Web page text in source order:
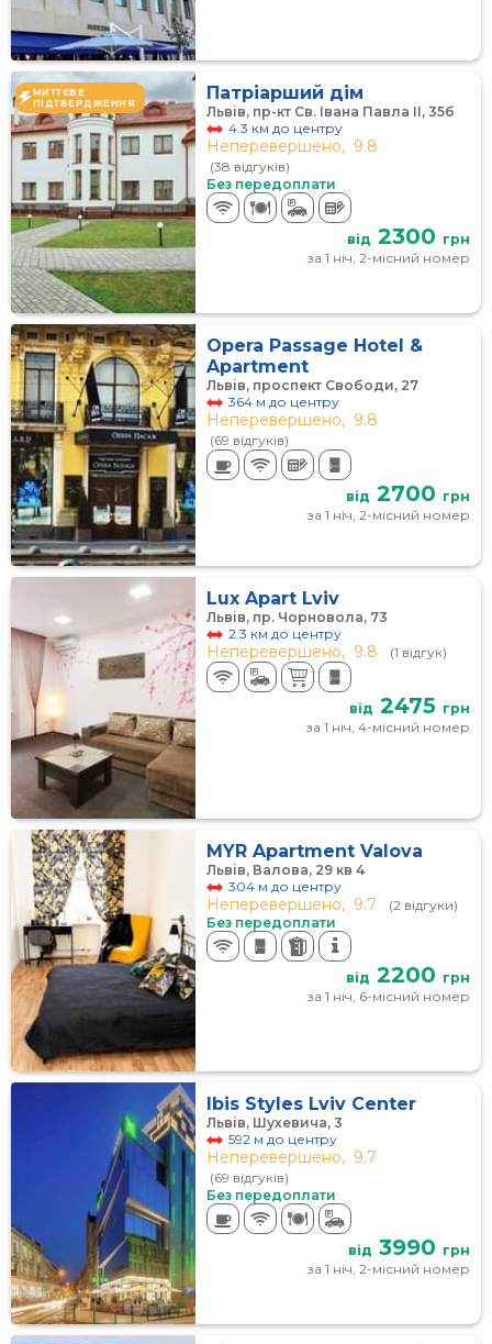
МИТТЄВЕ
ПІДТВЕРДЖЕННЯ
Патріарший дім
Львів, пр-кт Св. Івана Павла ІІ, 35б
4.3 км до центру
Неперевершено, 9.8
(38 відгуків)
Без передоплати
від 2300 грн
за 1 ніч, 2-місний номер
Opera Passage Hotel &
Apartment
Львів, проспект Свободи, 27
364 м до центру
Неперевершено, 9.8
(69 відгуків)
від 2700 грн
за 1 ніч, 2-місний номер
Lux Apart Lviv
Львів, пр. Чорновола, 73
2.3 км до центру
Неперевершено, 9.8 (1 відгук)
від 2475 грн
за 1 ніч, 4-місний номер
MYR Apartment Valova
Львів, Валова, 29 кв 4
304 м до центру
Неперевершено, 9.7
(2 відгуки)
Без передоплати
від 2200 грн
за 1 ніч, 6-місний номер
Ibis Styles Lviv Center
Львів, Шухевича, 3
592 м до центру
Неперевершено, 9.7
(69 відгуків)
Без передоплати
від 3990 грн
за 1 ніч, 2-місний номер